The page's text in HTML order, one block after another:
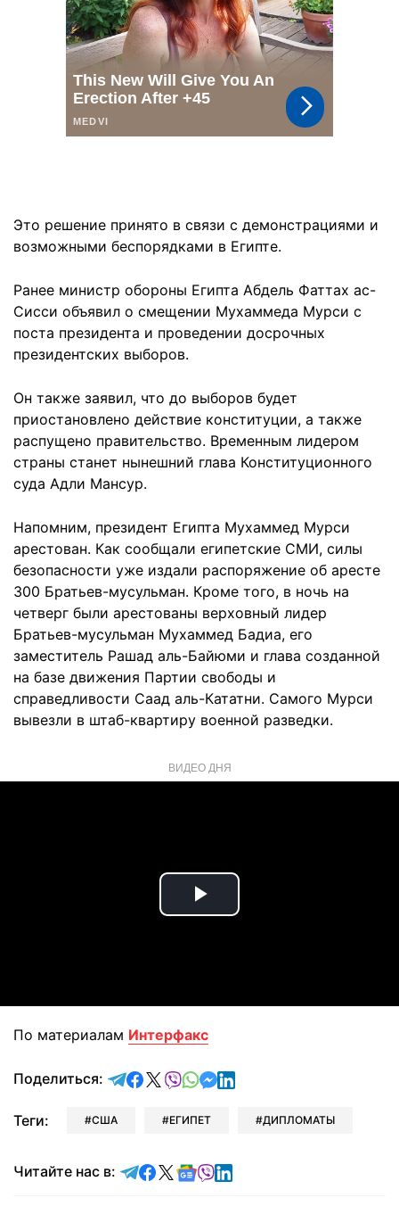
Это решение принято в связи с демонстрациями и
возможными беспорядками в Египте.
Ранее министр обороны Египта Абдель Фаттах ас-
Сисси объявил о смещении Мухаммеда Мурси с
поста президента и проведении досрочных
президентских выборов.
Он также заявил, что до выборов будет
приостановлено действие конституции, а также
распущено правительство. Временным лидером
страны станет нынешний глава Конституционного
суда Адли Мансур.
Напомним, президент Египта Мухаммед Мурси
арестован. Как сообщали египетские СМИ, силы
безопасности уже издали распоряжение об аресте
300 Братьев-мусульман. Кроме того, в ночь на
четверг были арестованы верховный лидер
Братьев-мусульман Мухаммед Бадиа, его
заместитель Рашад аль-Байюми и глава созданной
на базе движения Партии свободы и
справедливости Саад аль-Кататни. Самого Мурси
вывезли в штаб-квартиру военной разведки.
ВИДЕО ДНЯ
Play
По материалам Интерфакс
Поделиться: отправить в Telegram
поделиться в Facebook
поделиться в X
отправить в Viber
отправить в Whatsapp
отправить в Messenger
отправить в LinkedIn
Теги: США ЕГИПЕТ ДИПЛОМАТЫ
Читайте нас в: Читайте в Telegram
Читайте в Facebook
Читайте в X
Читайте в Google news
Читайте в Viber
Читайте в LinkedIn